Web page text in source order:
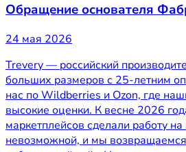
Обращение основателя
24 мая 2026
Trevery — российский
больших размеров с 25-летним
нас по Wildberries и Ozon, где
высокие оценки. К весне 2026
маркетплейсов сделали работу на
невозможной, и мы